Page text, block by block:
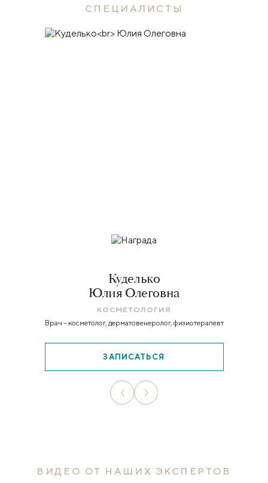
СПЕЦИАЛИСТЫ
Куделько
Юлия Олеговна
КОСМЕТОЛОГИЯ
Врач – косметолог, дерматовенеролог, физиотерапевт
ЗАПИСАТЬСЯ
ВИДЕО ОТ НАШИХ ЭКСПЕРТОВ